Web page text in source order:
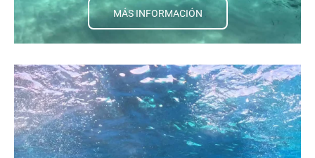
MÁS INFORMACIÓN